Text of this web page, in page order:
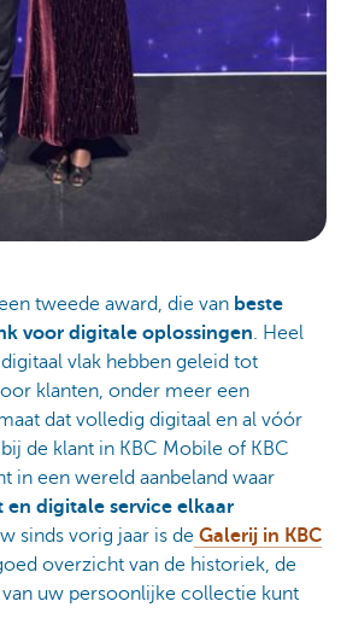
tweede award, die van beste
voor digitale oplossingen. Heel
vlak hebben geleid tot
klanten, onder meer een
dat volledig digitaal en al vóór
de klant in KBC Mobile of KBC
in een wereld aanbeland waar
digitale service elkaar
sinds vorig jaar is de Galerij in KBC
overzicht van de historiek, de
uw persoonlijke collectie kunt